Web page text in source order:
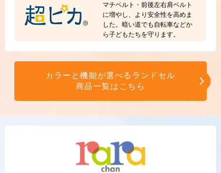
マチベルト・前後左右肩ベルト
に増やし、より安全性を高めま
した。暗い道でも自転車などか
ら子どもたちを守ります。
カラーと機能が選べるランドセル
商品一覧はこちら